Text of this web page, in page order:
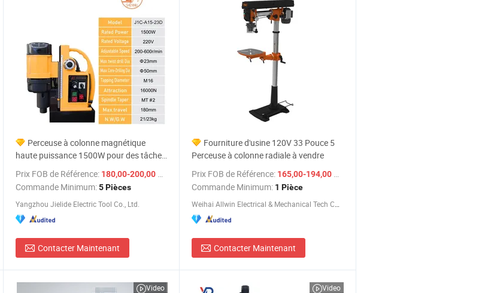
/ Pièce
Perceuse à colonne magnétique
haute puissance 1500W pour des tâches
de précision
Prix FOB de Référence: 180,00-200,00 $US
/ Pièce
Commande Minimum:5 Pièces
Yangzhou Jielide Electric Tool Co., Ltd.
Contacter Maintenant
Fourniture d'usine 120V 33 Pouce 5
Perceuse à colonne radiale à vendre
Prix FOB de Référence: 165,00-194,00 $US
Commande Minimum: 1 Pièce
Contacter Maintenant
Video Video